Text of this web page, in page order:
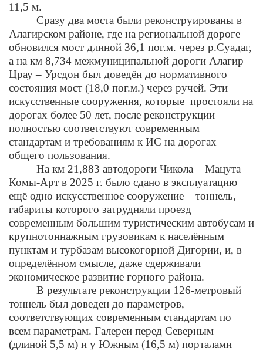
11,5 м.
Сразу два моста были реконструированы в
Алагирском районе, где на региональной дороге
обновился мост длиной 36,1 пог.м. через р.Суадаг,
а на км 8,734 межмуниципальной дороги Алагир –
Црау – Урсдон был доведён до нормативного
состояния мост (18,0 пог.м.) через ручей. Эти
искусственные сооружения, которые простояли на
дорогах более 50 лет, после реконструкции
полностью соответствуют современным
стандартам и требованиям к ИС на дорогах
общего пользования.
На км 21,883 автодороги Чикола – Мацута –
Комы-Арт в 2025 г. было сдано в эксплуатацию
ещё одно искусственное сооружение – тоннель,
габариты которого затрудняли проезд
современным большим туристическим автобусам и
крупнотоннажным грузовикам к населённым
пунктам и турбазам высокогорной Дигории, и, в
определённом смысле, даже сдерживали
экономическое развитие горного района.
В результате реконструкции 126-метровый
тоннель был доведен до параметров,
соответствующих современным стандартам по
всем параметрам. Галереи перед Северным
(длиной 5,5 м) и у Южным (16,5 м) порталами